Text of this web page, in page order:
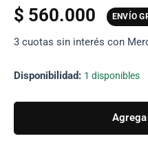
$ 560.000 ENVÍO
3 cuotas sin interés con
Disponibilidad: 1 disponibles